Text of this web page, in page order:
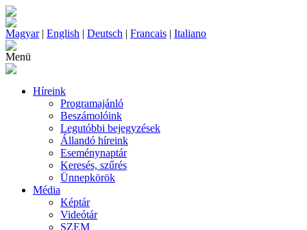
Magyar| English | Deutsch | Francais | Italiano
Menü
Híreink
Programajánló
Beszámolóink
Legutóbbi bejegyzések
Állandó híreink
Eseménynaptár
Keresés, szűrés
Ünnepkörök
Média
Képtár
Videótár
SZEM